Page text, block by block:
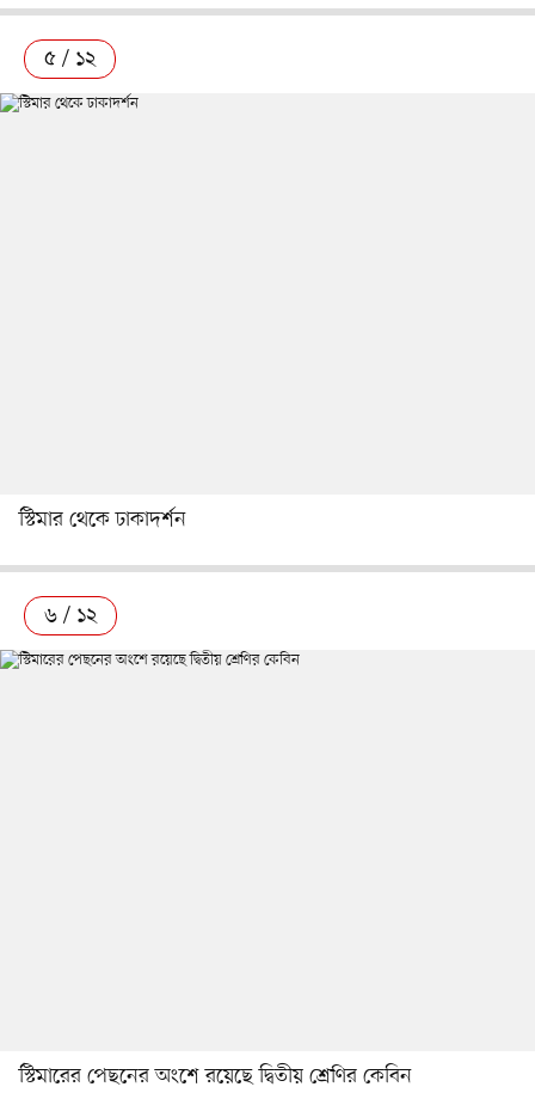
৫ / ১২
স্টিমার থেকে ঢাকাদর্শন
৬ / ১২
স্টিমারের পেছনের অংশে রয়েছে দ্বিতীয় শ্রেণির কেবিন